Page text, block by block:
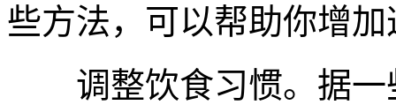
些方法，可以帮助你增
调整饮食习惯。据一